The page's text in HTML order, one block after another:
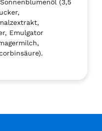
(3,5
Emulgator